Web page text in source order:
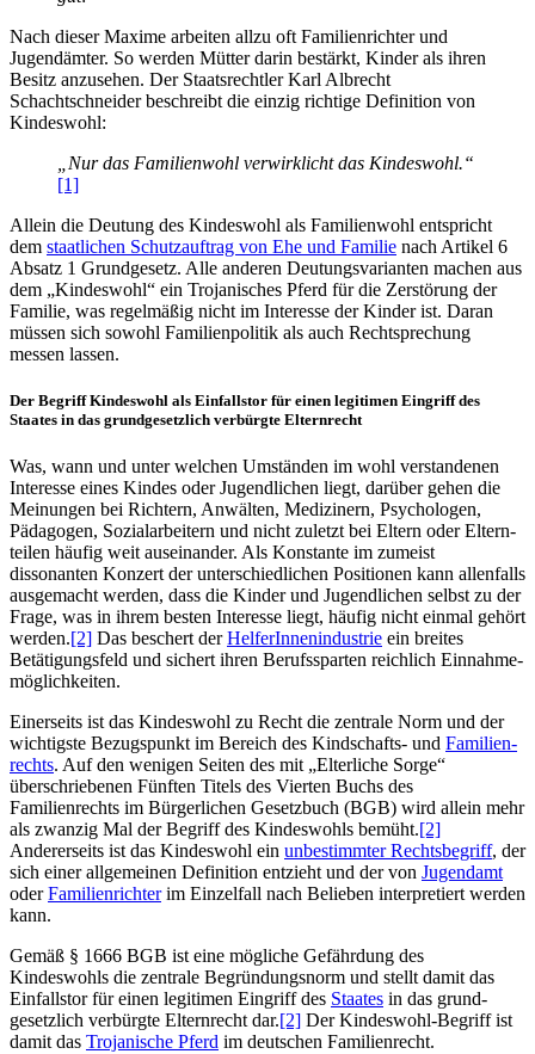
Nach dieser Maxime arbeiten allzu oft Familien­richter und
Jugendämter. So werden Mütter darin bestärkt, Kinder als ihren
Besitz anzusehen. Der Staatsrechtler Karl Albrecht
Schachtschneider beschreibt die einzig richtige Definition von
Kindeswohl:
„Nur das Familienwohl verwirklicht das Kindeswohl.“
[1]
Allein die Deutung des Kindeswohl als Familienwohl entspricht
dem staatlichen Schutzauftrag von Ehe und Familie nach Artikel 6
Absatz 1 Grundgesetz. Alle anderen Deutungs­varianten machen aus
dem „Kindeswohl“ ein Trojanisches Pferd für die Zerstörung der
Familie, was regelmäßig nicht im Interesse der Kinder ist. Daran
müssen sich sowohl Familien­politik als auch Recht­sprechung
messen lassen.
Der Begriff Kindeswohl als Einfallstor für einen legitimen Eingriff des
Staates in das grund­gesetz­lich verbürgte Elternrecht
Was, wann und unter welchen Umständen im wohl verstandenen
Interesse eines Kindes oder Jugendlichen liegt, darüber gehen die
Meinungen bei Richtern, Anwälten, Medizinern, Psychologen,
Pädagogen, Sozial­arbeitern und nicht zuletzt bei Eltern oder Eltern­
teilen häufig weit auseinander. Als Konstante im zumeist
dissonanten Konzert der unterschiedlichen Positionen kann allenfalls
ausgemacht werden, dass die Kinder und Jugendlichen selbst zu der
Frage, was in ihrem besten Interesse liegt, häufig nicht einmal gehört
werden.[2] Das beschert derHelferInnen­industrie ein breites
Betätigungsfeld und sichert ihren Berufssparten reichlich Einnahme­
möglichkeiten.
Einerseits ist das Kindeswohl zu Recht die zentrale Norm und der
wichtigste Bezugspunkt im Bereich des Kindschafts- und Familien­
rechts. Auf den wenigen Seiten des mit „Elterliche Sorge“
überschriebenen Fünften Titels des Vierten Buchs des
Familienrechts im Bürgerlichen Gesetzbuch (BGB) wird allein mehr
als zwanzig Mal der Begriff des Kindeswohls bemüht.[2]
Andererseits ist das Kindeswohl ein unbestimmter Rechtsbegriff, der
sich einer allgemeinen Definition entzieht und der von Jugendamt
oderFamilienrichterim Einzelfall nach Belieben interpretiert werden
kann.
Gemäß § 1666 BGB ist eine mögliche Gefährdung des
Kindeswohls die zentrale Begründungsnorm und stellt damit das
Einfallstor für einen legitimen Eingriff des Staates in das grund­
gesetz­lich verbürgte Elternrecht dar.[2] Der Kindeswohl-Begriff ist
damit das Trojanische Pferd im deutschen Familienrecht.